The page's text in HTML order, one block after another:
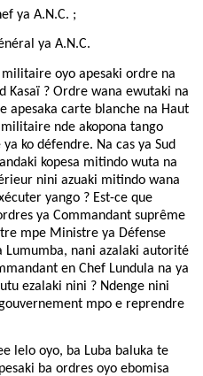
ya A.N.C. ;
ya A.N.C.
oyo apesaki ordre na
Kasaï ? Ordre wana ewutaki na
apesaka carte blanche na Haut
nde akopona tango
ko défendre. Na cas ya Sud
kopesa mitindo wuta na
nini azuaki mitindo wana
yango ? Est-ce que
ya Commandant suprême
mpe Ministre ya Défense
Lumumba, nani azalaki autorité
en Chef Lundula na ya
ezalaki nini ? Ndenge nini
mpo e reprendre
lelo oyo, ba Luba baluka te
ba ordres oyo ebomisa